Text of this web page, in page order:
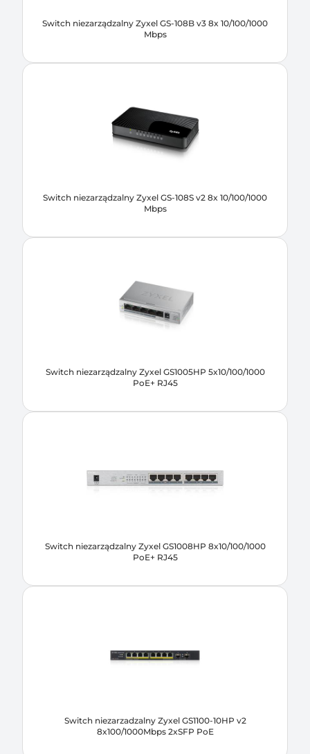
Switch niezarządzalny Zyxel GS-108B v3 8x 10/100/1000
Mbps
Switch niezarządzalny Zyxel GS-108S v2 8x 10/100/1000
Mbps
Switch niezarządzalny Zyxel GS1005HP 5x10/100/1000
PoE+ RJ45
Switch niezarządzalny Zyxel GS1008HP 8x10/100/1000
PoE+ RJ45
Switch niezarzadzalny Zyxel GS1100-10HP v2
8x100/1000Mbps 2xSFP PoE